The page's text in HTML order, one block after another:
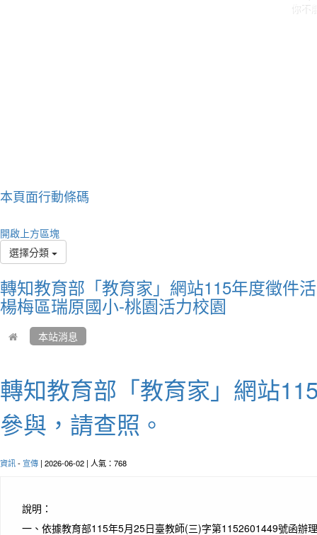
你
本頁面行動條碼
開啟上方區塊
選擇分類
轉知教育部「教育家」網站115年度徵件
楊梅區瑞原國小-桃園活力校園
本站消息
轉知教育部「教育家」網站
參與，請查照。
資訊- 宣傳 | 2026-06-02 | 人氣：768
說明：
一、 依據教育部115年5月25日臺教師(三)字第1152601449號函辦